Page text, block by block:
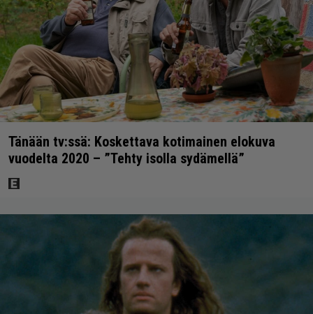
Tänään tv:ssä: Koskettava kotimainen elokuva
vuodelta 2020 – ”Tehty isolla sydämellä”